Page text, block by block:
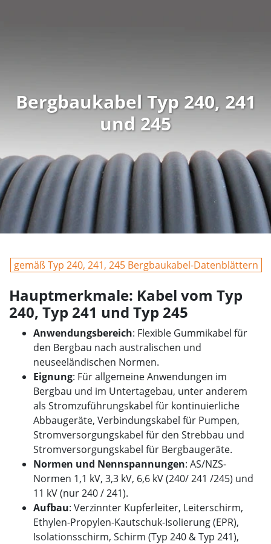
Bergbaukabel Typ 240, 241
und 245
gemäß Typ 240, 241, 245 Bergbaukabel-Datenblättern
Hauptmerkmale: Kabel vom Typ
240, Typ 241 und Typ 245
Anwendungsbereich: Flexible Gummikabel für
den Bergbau nach australischen und
neuseeländischen Normen.
Eignung: Für allgemeine Anwendungen im
Bergbau und im Untertagebau, unter anderem
als Stromzuführungskabel für kontinuierliche
Abbaugeräte, Verbindungskabel für Pumpen,
Stromversorgungskabel für den Strebbau und
Stromversorgungskabel für Bergbaugeräte.
Normen und Nennspannungen: AS/NZS-
Normen 1,1 kV, 3,3 kV, 6,6 kV (240/ 241 /245) und
11 kV (nur 240 / 241).
Aufbau: Verzinnter Kupferleiter, Leiterschirm,
Ethylen-Propylen-Kautschuk-Isolierung (EPR),
Isolationsschirm, Schirm (Typ 240 & Typ 241),